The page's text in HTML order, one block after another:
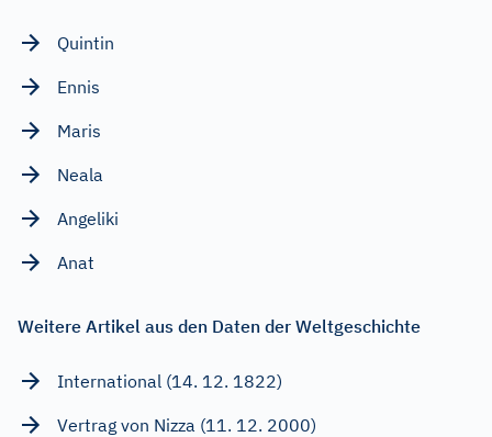
Quintin
Ennis
Maris
Neala
Angeliki
Anat
Weitere Artikel aus den Daten der Weltgeschichte
International (14. 12. 1822)
Vertrag von Nizza (11. 12. 2000)